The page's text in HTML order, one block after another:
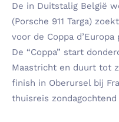
De in Duitstalig België
(Porsche 911 Targa)
voor de Coppa
De “Coppa” start
Maastricht en duurt tot
finish in Oberursel bij
thuisreis